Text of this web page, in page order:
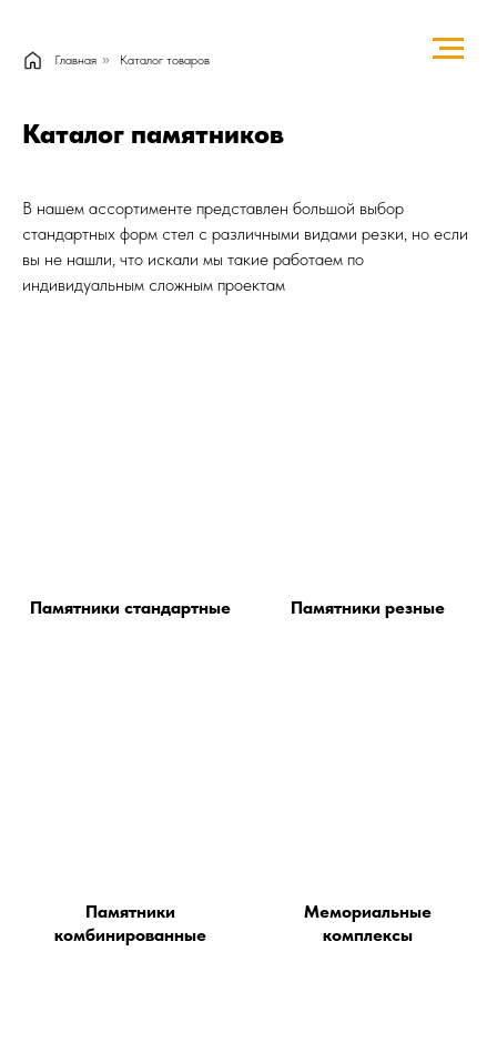
Главная » Каталог товаров
Каталог памятников
В нашем ассортименте представлен большой выбор
стандартных форм стел с различными видами резки, но если
вы не нашли, что искали мы такие работаем по
индивидуальным сложным проектам
Памятники стандартные Памятники резные
Памятники
комбинированные
Мемориальные
комплексы